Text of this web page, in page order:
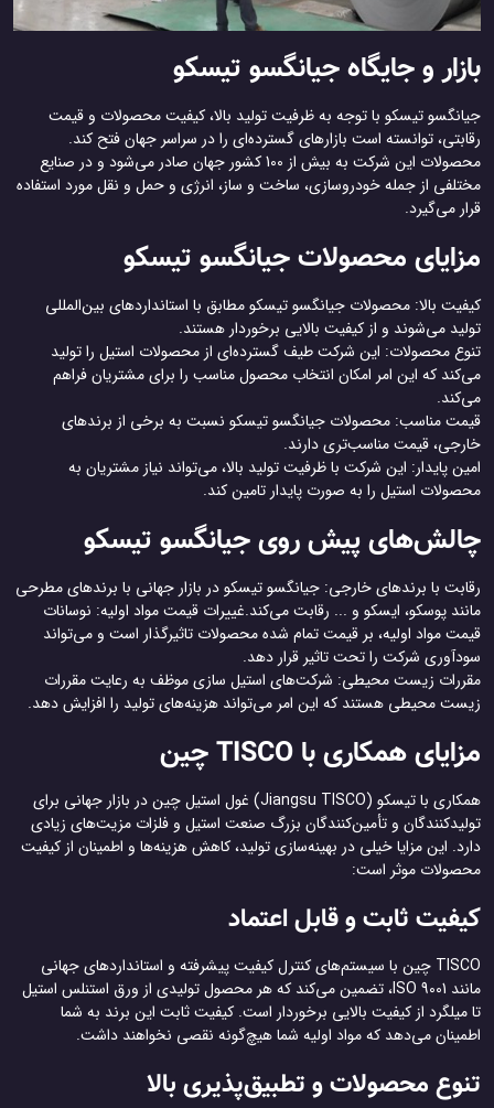
بازار و جایگاه جیانگسو تیسکو
جیانگسو تیسکو با توجه به ظرفیت تولید بالا، کیفیت محصولات و قیمت
رقابتی، توانسته است بازارهای گسترده‌ای را در سراسر جهان فتح کند.
محصولات این شرکت به بیش از 100 کشور جهان صادر می‌شود و در صنایع
مختلفی از جمله خودروسازی، ساخت و ساز، انرژی و حمل و نقل مورد استفاده
قرار می‌گیرد.
مزایای محصولات جیانگسو تیسکو
کیفیت بالا: محصولات جیانگسو تیسکو مطابق با استانداردهای بین‌المللی
تولید می‌شوند و از کیفیت بالایی برخوردار هستند.
تنوع محصولات: این شرکت طیف گسترده‌ای از محصولات استیل را تولید
می‌کند که این امر امکان انتخاب محصول مناسب را برای مشتریان فراهم
می‌کند.
قیمت مناسب: محصولات جیانگسو تیسکو نسبت به برخی از برندهای
خارجی، قیمت مناسب‌تری دارند.
امین پایدار: این شرکت با ظرفیت تولید بالا، می‌تواند نیاز مشتریان به
محصولات استیل را به صورت پایدار تامین کند.
چالش‌های پیش روی جیانگسو تیسکو
رقابت با برندهای خارجی: جیانگسو تیسکو در بازار جهانی با برندهای مطرحی
مانند پوسکو، ایسکو و ... رقابت می‌کند.غییرات قیمت مواد اولیه: نوسانات
قیمت مواد اولیه، بر قیمت تمام شده محصولات تاثیرگذار است و می‌تواند
سودآوری شرکت را تحت تاثیر قرار دهد.
مقررات زیست محیطی: شرکت‌های استیل سازی موظف به رعایت مقررات
زیست محیطی هستند که این امر می‌تواند هزینه‌های تولید را افزایش دهد.
مزایای همکاری با TISCO چین
همکاری با تیسکو (Jiangsu TISCO) غول استیل چین در بازار جهانی برای
تولیدکنندگان و تأمین‌کنندگان بزرگ صنعت استیل و فلزات مزیت‌های زیادی
دارد. این مزایا خیلی در بهینه‌سازی تولید، کاهش هزینه‌ها و اطمینان از کیفیت
محصولات موثر است:
کیفیت ثابت و قابل اعتماد
TISCO چین با سیستم‌های کنترل کیفیت پیشرفته و استانداردهای جهانی
مانند ISO 9001، تضمین می‌کند که هر محصول تولیدی از ورق استنلس استیل
تا میلگرد از کیفیت بالایی برخوردار است. کیفیت ثابت این برند به شما
اطمینان می‌دهد که مواد اولیه شما هیچ‌گونه نقصی نخواهند داشت.
تنوع محصولات و تطبیق‌پذیری بالا